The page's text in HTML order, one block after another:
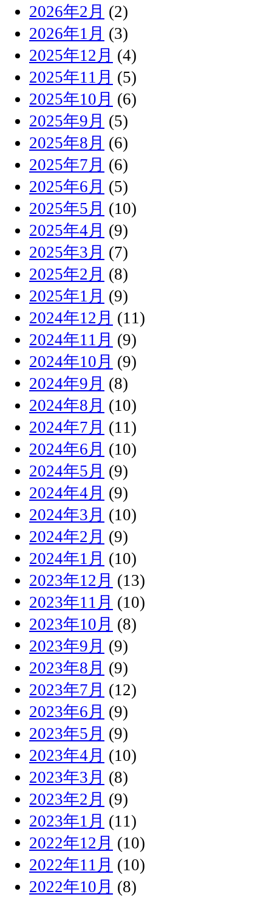
2026年2月 (2)
2026年1月 (3)
2025年12月 (4)
2025年11月 (5)
2025年10月 (6)
2025年9月 (5)
2025年8月 (6)
2025年7月 (6)
2025年6月 (5)
2025年5月 (10)
2025年4月 (9)
2025年3月 (7)
2025年2月 (8)
2025年1月 (9)
2024年12月 (11)
2024年11月 (9)
2024年10月 (9)
2024年9月 (8)
2024年8月 (10)
2024年7月 (11)
2024年6月 (10)
2024年5月 (9)
2024年4月 (9)
2024年3月 (10)
2024年2月 (9)
2024年1月 (10)
2023年12月 (13)
2023年11月 (10)
2023年10月 (8)
2023年9月 (9)
2023年8月 (9)
2023年7月 (12)
2023年6月 (9)
2023年5月 (9)
2023年4月 (10)
2023年3月 (8)
2023年2月 (9)
2023年1月 (11)
2022年12月 (10)
2022年11月 (10)
2022年10月 (8)